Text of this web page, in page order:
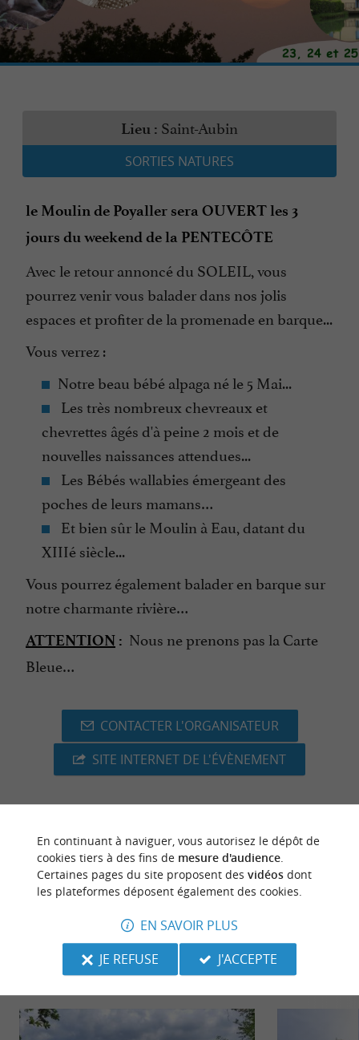
Lieu : Saint-Aubin
SORTIES NATURES
le Moulin de Poyaller sera OUVERT les 3
jours du weekend de la PENTECÔTE
Avec le retour annoncé du SOLEIL, vous
pourrez venir vous balader dans nos jolis
espaces et profiter de la promenade en barque...
Vous verrez :
Notre beau bébé alpaga né le 5 Mai...
Les très nombreux chevreaux et
chevrettes âgés d'à peine 2 mois et de
nouvelles naissances attendues...
Les Bébés wallabies émergeant des
poches de leurs mamans…
Et bien sûr le Moulin à Eau, datant du
XIIIé siècle...
Vous pourrez également balader en barque sur
notre charmante rivière…
ATTENTION : Nous ne prenons pas la Carte
Bleue…
CONTACTER L'ORGANISATEUR
SITE INTERNET DE L'ÉVÈNEMENT
dernière mise à jour :19/05/2026 à 11:01:44
Source :Evènement proposé par un internaute
NOUS AVONS TESTÉPOUR VOUS
En continuant à naviguer, vous autorisez le dépôt de
cookies tiers à des fins de mesure d'audience.
Certaines pages du site proposent des vidéosdont
les plateformes déposent également des cookies.
EN SAVOIR PLUS
JE REFUSE
J'ACCEPTE